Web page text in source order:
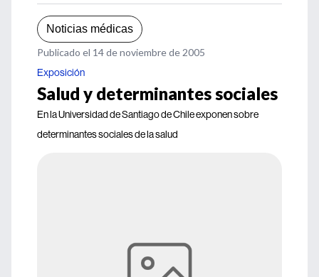
Noticias médicas
Publicado el 14 de noviembre de 2005
Exposición
Salud y determinantes sociales
En la Universidad de Santiago de Chile exponen sobre
determinantes sociales de la salud